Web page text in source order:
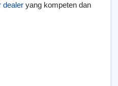
dealer yang kompeten dan